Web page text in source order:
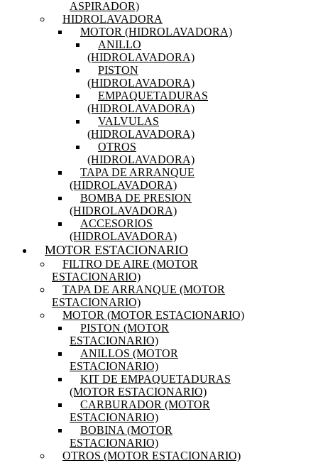
ASPIRADOR)
HIDROLAVADORA
MOTOR (HIDROLAVADORA)
ANILLO
(HIDROLAVADORA)
PISTON
(HIDROLAVADORA)
EMPAQUETADURAS
(HIDROLAVADORA)
VALVULAS
(HIDROLAVADORA)
OTROS
(HIDROLAVADORA)
TAPA DE ARRANQUE
(HIDROLAVADORA)
BOMBA DE PRESION
(HIDROLAVADORA)
ACCESORIOS
(HIDROLAVADORA)
MOTOR ESTACIONARIO
FILTRO DE AIRE (MOTOR
ESTACIONARIO)
TAPA DE ARRANQUE (MOTOR
ESTACIONARIO)
MOTOR (MOTOR ESTACIONARIO)
PISTON (MOTOR
ESTACIONARIO)
ANILLOS (MOTOR
ESTACIONARIO)
KIT DE EMPAQUETADURAS
(MOTOR ESTACIONARIO)
CARBURADOR (MOTOR
ESTACIONARIO)
BOBINA (MOTOR
ESTACIONARIO)
OTROS (MOTOR ESTACIONARIO)